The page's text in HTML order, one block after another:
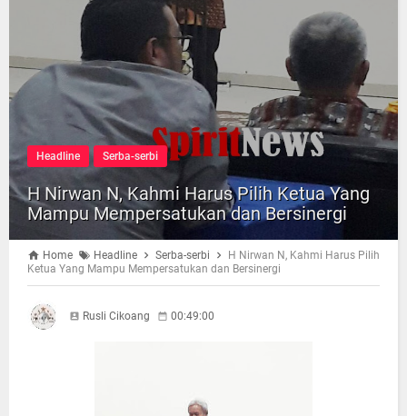
Headline Serba-serbi
H Nirwan N, Kahmi Harus Pilih Ketua Yang
Mampu Mempersatukan dan Bersinergi
Home Headline Serba-serbi
H Nirwan N, Kahmi Harus Pilih
Ketua Yang Mampu Mempersatukan dan Bersinergi
Rusli Cikoang 00:49:00